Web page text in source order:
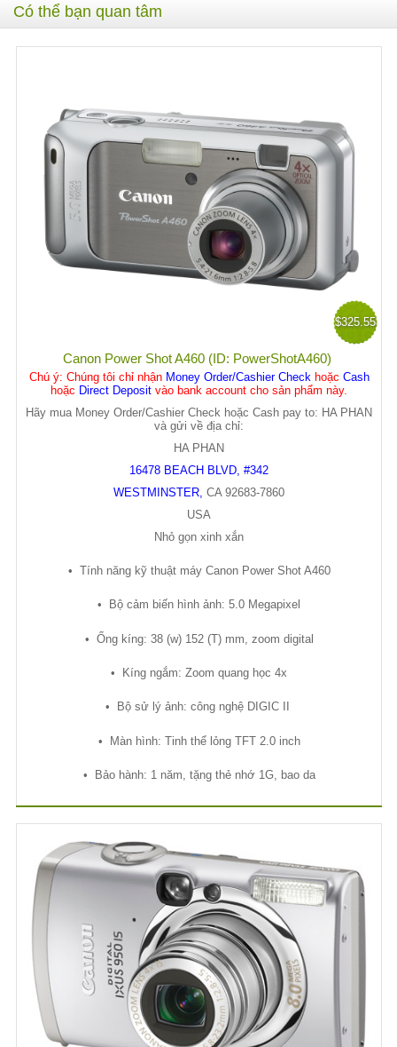
Có thể bạn quan tâm
$325.55
Canon Power Shot A460 (ID: PowerShotA460)
Chú ý: Chúng tôi chỉ nhận Money Order/Cashier Check hoặc Cash
hoặc Direct Deposit vào bank account cho sản phẩm này.
Hãy mua Money Order/Cashier Check hoặc Cash pay to: HA PHAN
và gửi về địa chỉ:
HA PHAN
16478 BEACH BLVD, #342
WESTMINSTER CA 92683-7860
USA
Nhỏ gọn xinh xắn
• Tính năng kỹthuật máy Canon Power Shot A460
• Bộ cảm biến hình ảnh: 5.0 Megapixel
• Ống kíng: 38 (w) 152 (T) mm, zoom digital
• Kíng ngắm: Zoom quang học 4x
• Bộsửlý ảnh: công nghệDIGIC II
• Màn hình: Tinh thểlỏng TFT 2.0 inch
• Bảo hành: 1 năm, tặng thẻnhớ 1G, bao da